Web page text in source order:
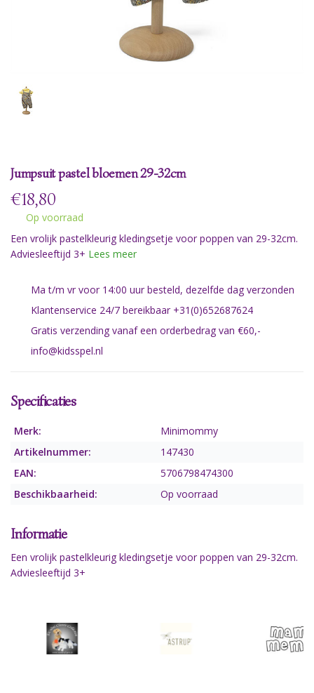
Jumpsuit pastel bloemen 29-32cm
€18,80
Op voorraad
Een vrolijk pastelkleurig kledingsetje voor poppen van 29-32cm.
Adviesleeftijd 3+ Lees meer
Ma t/m vr voor 14:00 uur besteld, dezelfde dag verzonden
Klantenservice 24/7 bereikbaar +31(0)652687624
Gratis verzending vanaf een orderbedrag van €60,-
info@kidsspel.nl
Specificaties
Merk:
Minimommy
Artikelnummer:
147430
EAN:
5706798474300
Beschikbaarheid:
Op voorraad
Informatie
Een vrolijk pastelkleurig kledingsetje voor poppen van 29-32cm.
Adviesleeftijd 3+